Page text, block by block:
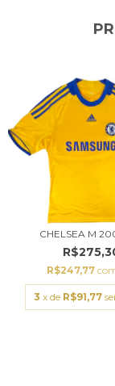
CHELSEA M
R$247,77
3 x de R$91,77